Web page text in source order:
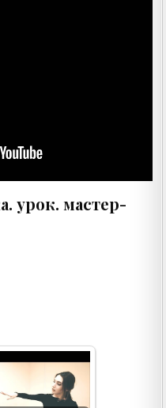
урок. мастер-